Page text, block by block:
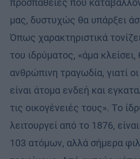
μας, δυστυχώς θα υπάρξει
Όπως χαρακτηριστικά
του ιδρύματος, «άμα κλείσει,
ανθρώπινη τραγωδία, γιατί
είναι άτομα ενδεή και
τις οικογένειές τους». Tο
λειτουργεί από το 1876,
103 ατόμων, αλλά σήμερα